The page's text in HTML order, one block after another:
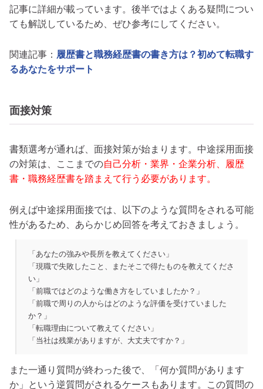
記事に詳細が載っています。後半ではよくある疑問につい
ても解説しているため、ぜひ参考にしてください。
関連記事： 履歴書と職務経歴書の書き方は？初めて転職す
るあなたをサポート
面接対策
書類選考が通れば、面接対策が始まります。中途採用面接
の対策は、ここまでの自己分析・業界・企業分析、履歴
書・職務経歴書を踏まえて行う必要があります。
例えば中途採用面接では、以下のような質問をされる可能
性があるため、あらかじめ回答を考えておきましょう。
「あなたの強みや長所を教えてください」
「現職で失敗したこと、またそこで得たものを教えてくださ
い」
「前職ではどのような働き方をしていましたか？」
「前職で周りの人からはどのような評価を受けていました
か？」
「転職理由について教えてください」
「当社は残業がありますが、大丈夫ですか？」
また一通り質問が終わった後で、「何か質問があります
か」という逆質問がされるケースもあります。この質問の